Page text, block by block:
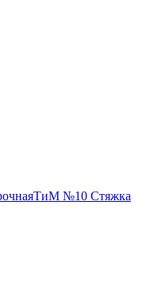
ТиМ №10 Стяжка